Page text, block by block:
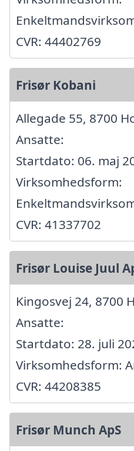
CVR: 44402769
Frisør Kobani
Allegade 55, 8700
Ansatte:
Startdato: 06. maj
Virksomhedsform:
CVR: 41337702
Frisør Louise Juul
Kingosvej 24, 8700
Ansatte:
Startdato: 28. juli
Virksomhedsform:
CVR: 44208385
Frisør Munch ApS